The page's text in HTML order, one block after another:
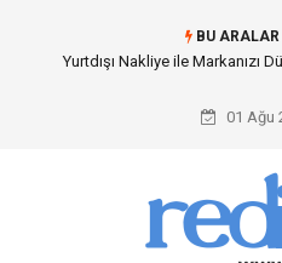
BU ARALAR
Yurtdışı Nakliye ile Markanızı
01 Ağu